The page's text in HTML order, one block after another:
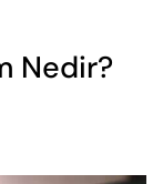
Nedir?